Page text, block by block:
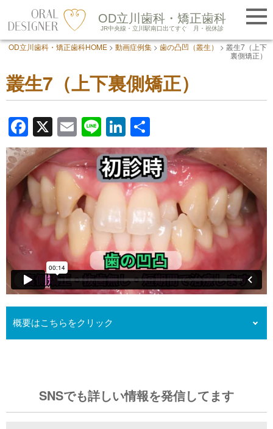
Skip
content
OD立川歯科・矯正歯科
JR中央線・立川駅南口出てすぐ 月・祝休診
LINE友だち追加
OD立川歯科・矯正歯科HOME > 動画症例集 > 歯の凸凹（叢生） > 叢生7（上下
裏側矯正）
叢生7（上下裏側矯正）
F
a
c
e
b
o
o
k
X E
m
ail
Li
n
e
Li
n
k
e
dI
n
有
概要はこちらをクリック
裏側矯正ではスペースが作りにくく、また裏側矯正は歯を外側に
出す力が弱いので今回のようなケースでは時間がかかる場合があ
ります。今回は約1年半で治療が終わったので順調なほうだったと
SNSでも詳しい情報を発信してます